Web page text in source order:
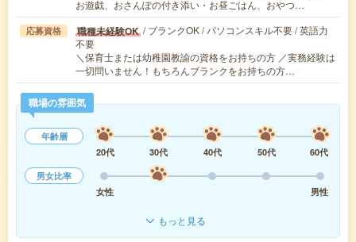
お遊戯、おさんぽの付き添い・お昼ごはん、おやつ…
応募資格 職種未経験OK / ブランクOK / パソコンスキル不要 / 英語力
不要
＼保育士または幼稚園教諭の資格をお持ちの方 ／実務経験は
一切問いません！もちろんブランクをお持ちの方…
職場の雰囲気
年齢層
20代
30代 40代 50代
60代
男女比率
女性
男性
もっと見る